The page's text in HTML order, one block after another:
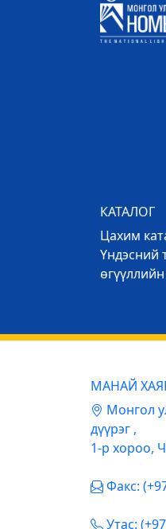
КАТАЛОГ
Цахим
Үндэсний
МАНАЙ
Mонгол
дүүрэг ,
1-р хороо,
Факс:
Утас: